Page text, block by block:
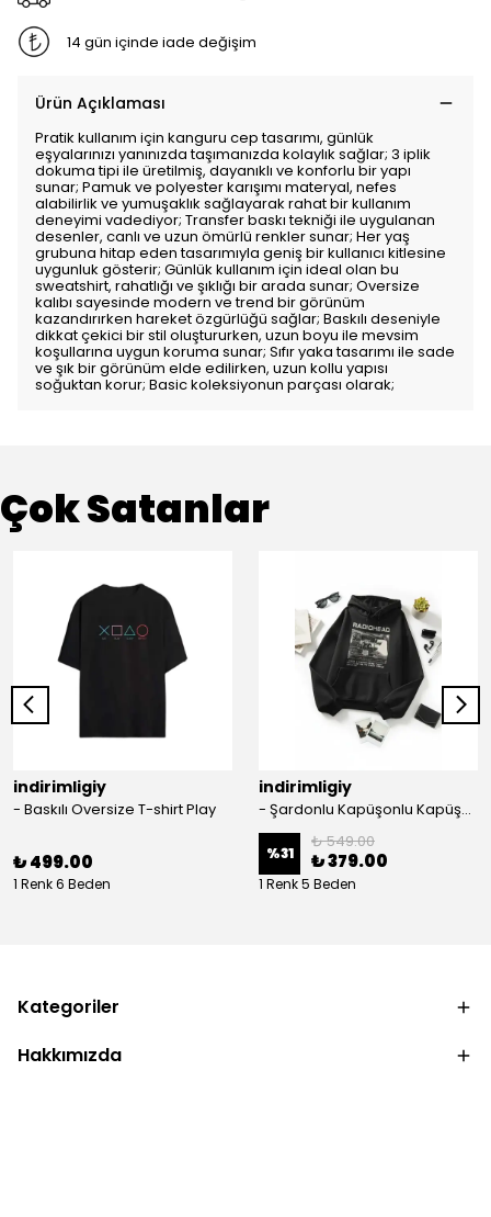
14 gün içinde iade değişim
Ürün Açıklaması
Pratik kullanım için kanguru cep tasarımı, günlük
eşyalarınızı yanınızda taşımanızda kolaylık sağlar; 3 iplik
dokuma tipi ile üretilmiş, dayanıklı ve konforlu bir yapı
sunar; Pamuk ve polyester karışımı materyal, nefes
alabilirlik ve yumuşaklık sağlayarak rahat bir kullanım
deneyimi vadediyor; Transfer baskı tekniği ile uygulanan
desenler, canlı ve uzun ömürlü renkler sunar; Her yaş
grubuna hitap eden tasarımıyla geniş bir kullanıcı kitlesine
uygunluk gösterir; Günlük kullanım için ideal olan bu
sweatshirt, rahatlığı ve şıklığı bir arada sunar; Oversize
kalıbı sayesinde modern ve trend bir görünüm
kazandırırken hareket özgürlüğü sağlar; Baskılı deseniyle
dikkat çekici bir stil oluştururken, uzun boyu ile mevsim
koşullarına uygun koruma sunar; Sıfır yaka tasarımı ile sade
ve şık bir görünüm elde edilirken, uzun kollu yapısı
soğuktan korur; Basic koleksiyonun parçası olarak;
Çok Satanlar
indirimligiy
- Baskılı Oversize T-shirt Play
₺ 499.00
1 Renk 6 Beden
indirimligiy
- Şardonlu Kapüşonlu Kapüşonlu Kanguru Cep Oversize Lastik Paça Sweatshirt Takimi
%31
₺ 549.00
₺ 379.00
1 Renk 5 Beden
Kategoriler
Hakkımızda